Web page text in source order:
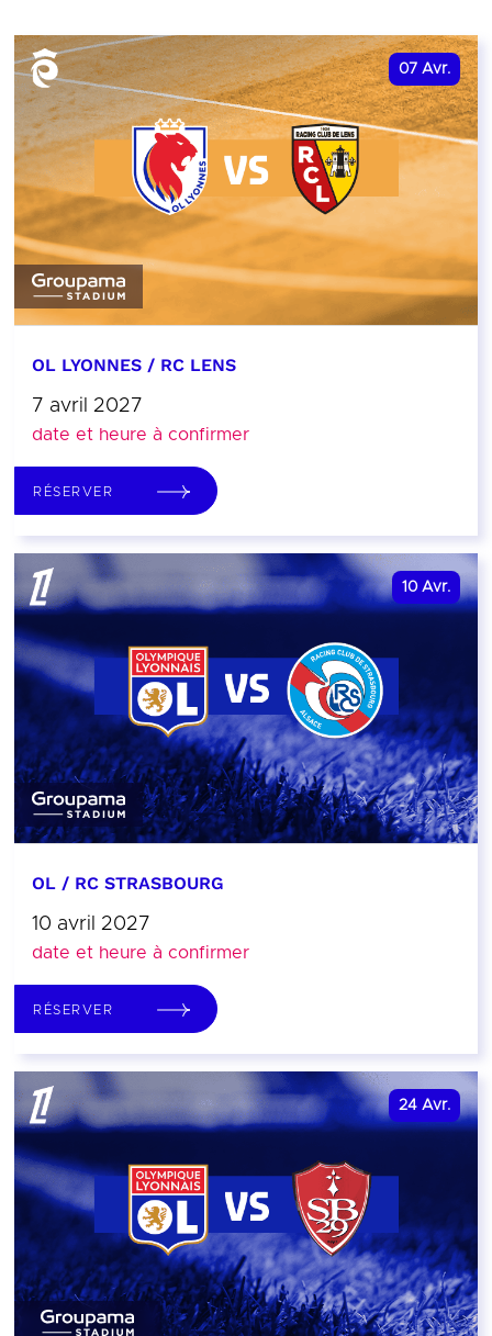
07 Avr.
OL LYONNES / RC LENS
7 avril 2027
date et heure à confirmer
RÉSERVER
10 Avr.
OL / RC STRASBOURG
10 avril 2027
date et heure à confirmer
RÉSERVER
24 Avr.